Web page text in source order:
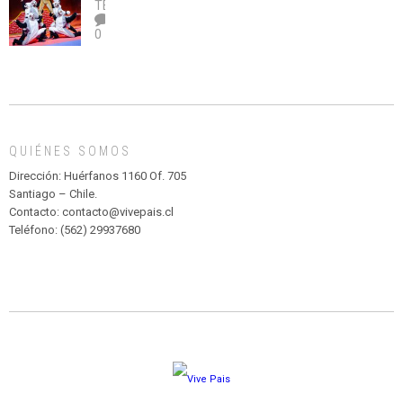
legalice
el
abuso”
DE
TEATRO
Y
MADAGASCAR
PARQUE
HURATDO
TEATRO
0
QUIÉNES SOMOS
Dirección: Huérfanos 1160 Of. 705
Santiago – Chile.
Contacto: contacto@vivepais.cl
Teléfono: (562) 29937680